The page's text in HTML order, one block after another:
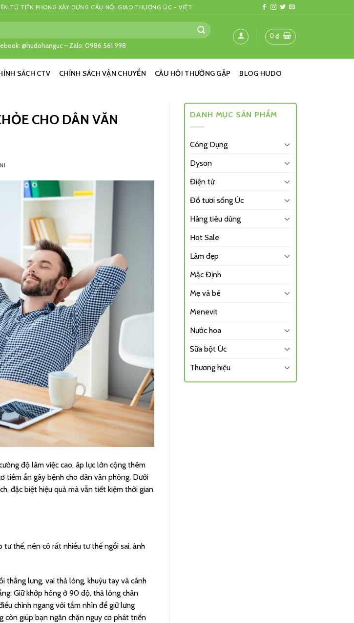
TỬ TIÊN PHONG XÂY DỰNG CẦU NỐI GIAO THƯƠNG ÚC - VIỆT
@hudohanguc – Zalo: 0986 561 998
0₫
SÁCH CTV CHÍNH SÁCH VẬN CHUYỂN CÂU HỎI THƯỜNG GẶP BLOG HUDO
CHO DÂN VĂN
độ làm việc cao, áp lực lớn cộng thêm
tiềm ẩn gây bệnh cho dân văn phòng. Dưới
đặc biệt hiệu quả mà vẫn tiết kiệm thời gian
thế, nên có rất nhiều tư thế ngồi sai, ảnh
thẳng lưng, vai thả lỏng, khuỷu tay và cánh
Giữ khớp hông ở 90 độ, thả lỏng chân
chỉnh ngang với tầm nhìn để giữ lưng
còn giúp bạn ngăn chặn nguy cơ phát triển
DANH MỤC SẢN PHẨM
Công Dụng
Dyson
Điện tử
Đồ tươi sống Úc
Hàng tiêu dùng
Hot Sale
Làm đẹp
Mặc Định
Mẹ và bé
Menevit
Nước hoa
Sữa bột Úc
Thương hiệu